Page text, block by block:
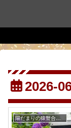
2026-
陽だまりの猿蟹合戦の庭に